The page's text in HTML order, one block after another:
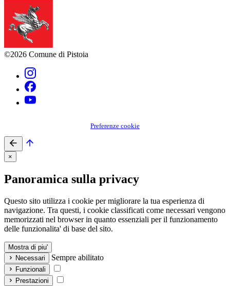
©2026 Comune di Pistoia
Preferenze cookie
×
Panoramica sulla privacy
Questo sito utilizza i cookie per migliorare la tua esperienza di
navigazione. Tra questi, i cookie classificati come necessari vengono
memorizzati nel browser in quanto essenziali per il funzionamento
delle funzionalita' di base del sito.
Mostra di piu'
Necessari
Sempre abilitato
Funzionali
Prestazioni